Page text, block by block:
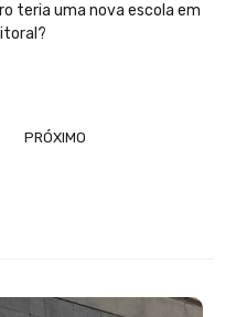
teria uma nova escola em
PRÓXIMO